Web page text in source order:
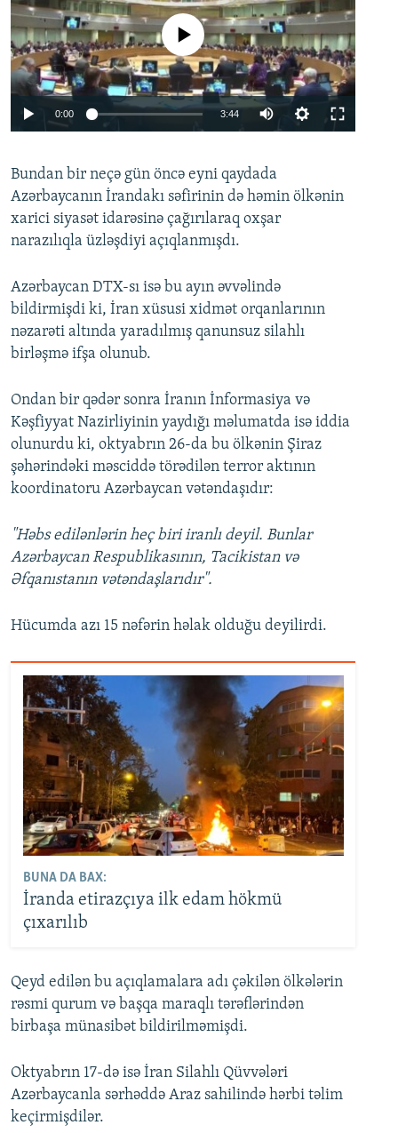
Auto 240p 360p 480p
720p 1080p
No media source currently available
0:00 3:44
360p
480p
Bundan bir neçə gün öncə eyni qaydada
Azərbaycanın İrandakı səfirinin də həmin ölkənin
xarici siyasət idarəsinə çağırılaraq oxşar
narazılıqla üzləşdiyi açıqlanmışdı.
Azərbaycan DTX-sı isə bu ayın əvvəlində
bildirmişdi ki, İran xüsusi xidmət orqanlarının
nəzarəti altında yaradılmış qanunsuz silahlı
birləşmə ifşa olunub.
Ondan bir qədər sonra İranın İnformasiya və
Kəşfiyyat Nazirliyinin yaydığı məlumatda isə iddia
olunurdu ki, oktyabrın 26-da bu ölkənin Şiraz
şəhərindəki məsciddə törədilən terror aktının
koordinatoru Azərbaycan vətəndaşıdır:
"Həbs edilənlərin heç biri iranlı deyil. Bunlar
Azərbaycan Respublikasının, Tacikistan və
Əfqanıstanın vətəndaşlarıdır".
Hücumda azı 15 nəfərin həlak olduğu deyilirdi.
BUNA DA BAX:
İranda etirazçıya ilk edam hökmü
çıxarılıb
Qeyd edilən bu açıqlamalara adı çəkilən ölkələrin
rəsmi qurum və başqa maraqlı tərəflərindən
birbaşa münasibət bildirilməmişdi.
Oktyabrın 17-də isə İran Silahlı Qüvvələri
Azərbaycanla sərhəddə Araz sahilində hərbi təlim
keçirmişdilər.